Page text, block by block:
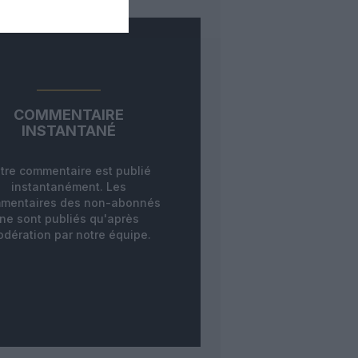
COMMENTAIRE
INSTANTANÉ
commentaire est publié
instantanément. Les
des non-abonnés
ne sont publiés qu'après
par notre équipe.